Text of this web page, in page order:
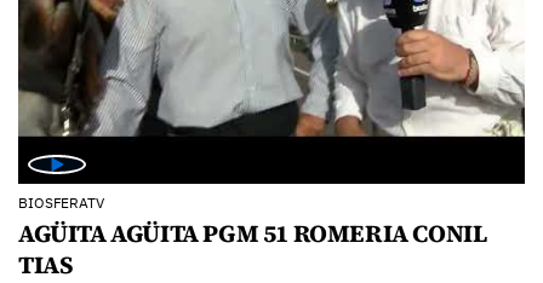
BIOSFERATV
AGÜITA AGÜITA PGM 51 ROMERIA CONIL
TIAS